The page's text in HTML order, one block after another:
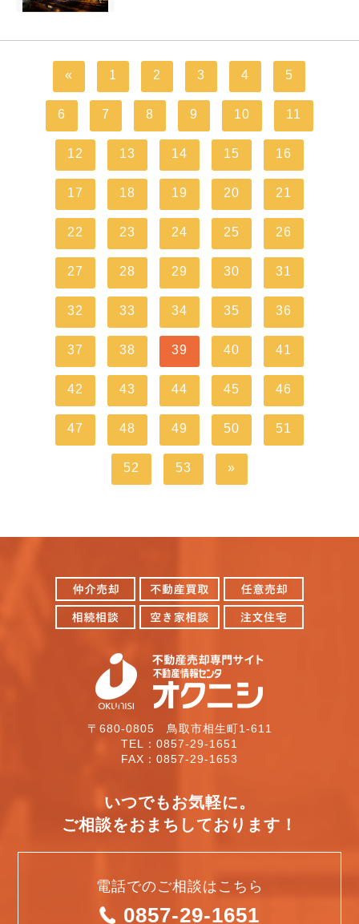
« 1 2 3 4 5
6 7 8 9 10 11
12 13 14 15 16
17 18 19 20 21
22 23 24 25 26
27 28 29 30 31
32 33 34 35 36
37 38 39 40 41
42 43 44 45 46
47 48 49 50 51
52 53 »
〒680-0805 鳥取市相生町1-611
TEL：0857-29-1651
FAX：0857-29-1653
いつでもお気軽に。
ご相談をおまちしております！
電話でのご相談はこちら
0857-29-1651